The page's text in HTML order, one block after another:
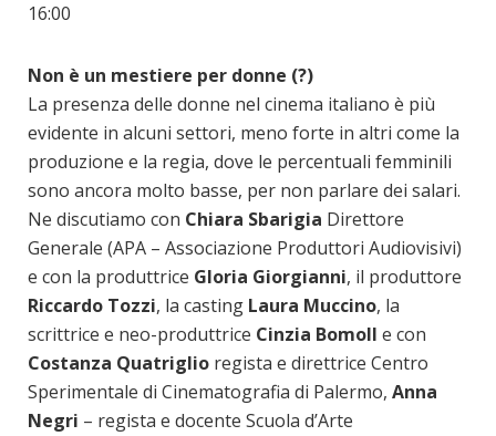
16:00
Non è un mestiere per donne (?)
La presenza delle donne nel cinema italiano è più
evidente in alcuni settori, meno forte in altri come la
produzione e la regia, dove le percentuali femminili
sono ancora molto basse, per non parlare dei salari.
Ne discutiamo con Chiara Sbarigia Direttore
Generale (APA – Associazione Produttori Audiovisivi)
e con la produttrice Gloria Giorgianni, il produttore
Riccardo Tozzi, la casting Laura Muccino, la
scrittrice e neo-produttrice Cinzia Bomoll e con
Costanza Quatriglio regista e direttrice Centro
Sperimentale di Cinematografia di Palermo, Anna
Negri – regista e docente Scuola d’Arte